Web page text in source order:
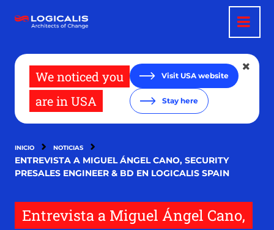
contenido
We noticed you
are in USA
Visit USA website
Stay here
INICIO NOTICIAS
ENTREVISTA A MIGUEL ÁNGEL CANO, SECURITY
PRESALES ENGINEER & BD EN LOGICALIS SPAIN
Entrevista a Miguel Ángel Cano,